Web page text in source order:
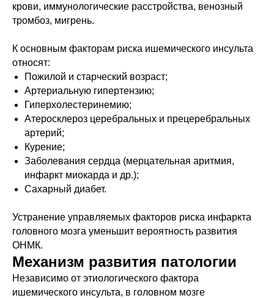
крови, иммунологические расстройства, венозный
тромбоз, мигрень.
К основным факторам риска ишемического инсульта
относят:
Пожилой и старческий возраст;
Артериальную гипертензию;
Гиперхолестеринемию;
Атеросклероз церебральных и прецеребральных
артерий;
Курение;
Заболевания сердца (мерцательная аритмия,
инфаркт миокарда и др.);
Сахарный диабет.
Устранение управляемых факторов риска инфаркта
головного мозга уменьшит вероятность развития
ОНМК.
Механизм развития патологии
Независимо от этиологического фактора
ишемического инсульта, в головном мозге